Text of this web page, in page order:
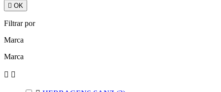
 OK
Filtrar por
Marca
Marca
 